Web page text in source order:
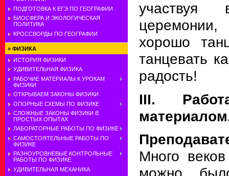
ПОДГОТОВКА К ЕГЭ ПО ГЕОГРАФИИ
БИОСФЕРА И ЭКОЛОГИЧЕСКАЯ
ПОЛИТИКА
КРОССВОРДЫ ПО ГЕОГРАФИИ
» ФИЗИКА
ИСТОРИЯ ФИЗИКИ
УДИВИТЕЛЬНАЯ ФИЗИКА
РАБОЧИЕ МАТЕРИАЛЫ К УРОКАМ
ФИЗИКИ
ОТКРЫВАЕМ ЗАКОНЫ ФИЗИКИ
ОПОРНЫЕ СХЕМЫ ПО ФИЗИКЕ
СЛОЖНЫЕ ЗАКОНЫ ФИЗИКИ В
ПРОСТЫХ ОПЫТАХ
ЛАБОРАТОРНЫЕ РАБОТЫ ПО ФИЗИКЕ
САМОСТОЯТЕЛЬНЫЕ РАБОТЫ ПО
ФИЗИКЕ
РАЗНОУРОВНЕВЫЕ КОНТРОЛЬНЫЕ
РАБОТЫ ПО ФИЗИКЕ
УДИВИТЕЛЬНАЯ МЕХАНИКА
участвуя
хорошо
танцевать
радость!
III.
Много